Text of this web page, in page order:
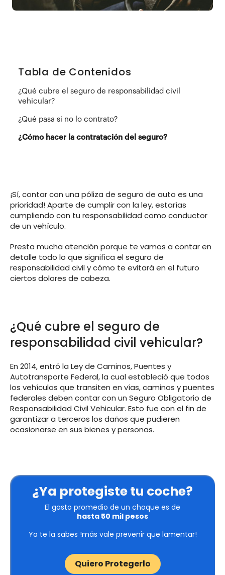
Tabla de Contenidos
¿Qué cubre el seguro de responsabilidad civil
vehicular?
¿Qué pasa si no lo contrato?
¿Cómo hacer la contratación del seguro?
¡Sí, contar con una póliza de seguro de auto es una
prioridad! Aparte de cumplir con la ley, estarías
cumpliendo con tu responsabilidad como conductor
de un vehículo.
Presta mucha atención porque te vamos a contar en
detalle todo lo que significa el seguro de
responsabilidad civil y cómo te evitará en el futuro
ciertos dolores de cabeza.
¿Qué cubre el seguro de
responsabilidad civil vehicular?
En 2014, entró la Ley de Caminos, Puentes y
Autotransporte Federal, la cual estableció que todos
los vehículos que transiten en vías, caminos y puentes
federales deben contar con un Seguro Obligatorio de
Responsabilidad Civil Vehicular. Esto fue con el fin de
garantizar a terceros los daños que pudieren
ocasionarse en sus bienes y personas.
¿Ya protegiste tu coche?
El gasto promedio de un choque es de
hasta 50 mil pesos
Ya te la sabes !más vale prevenir que lamentar!
Quiero Protegerlo